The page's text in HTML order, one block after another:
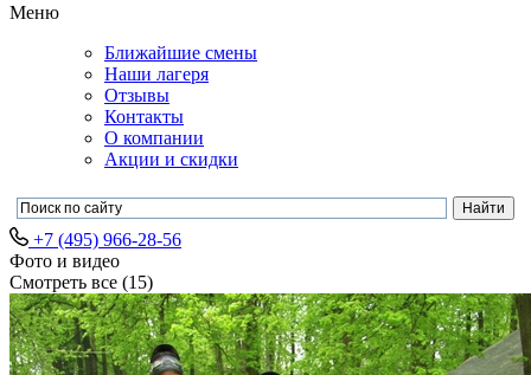
Меню
Ближайшие смены
Наши лагеря
Отзывы
Контакты
О компании
Акции и скидки
+7 (495) 966-28-56
Фото и видео
Смотреть все (15)